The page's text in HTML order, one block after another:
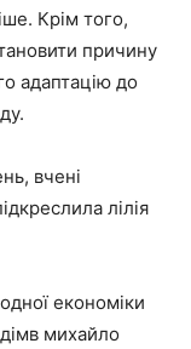
Крім того,
причину
адаптацію до
вчені
лілія
економіки
михайло